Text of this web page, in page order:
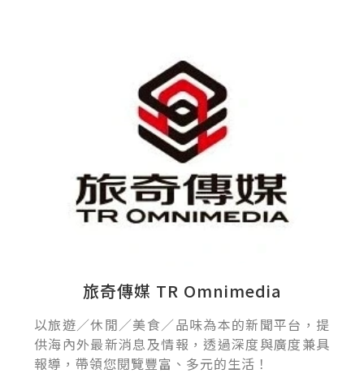
旅奇傳媒 TR Omnimedia
以旅遊／休閒／美食／品味為本的新聞平台，提
供海內外最新消息及情報，透過深度與廣度兼具
報導，帶領您閱覽豐富、多元的生活！